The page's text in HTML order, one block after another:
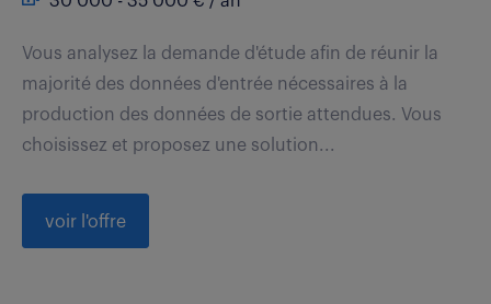
Vous analysez la demande d'étude afin de réunir la
majorité des données d'entrée nécessaires à la
production des données de sortie attendues. Vous
choisissez et proposez une solution...
voir l'offre